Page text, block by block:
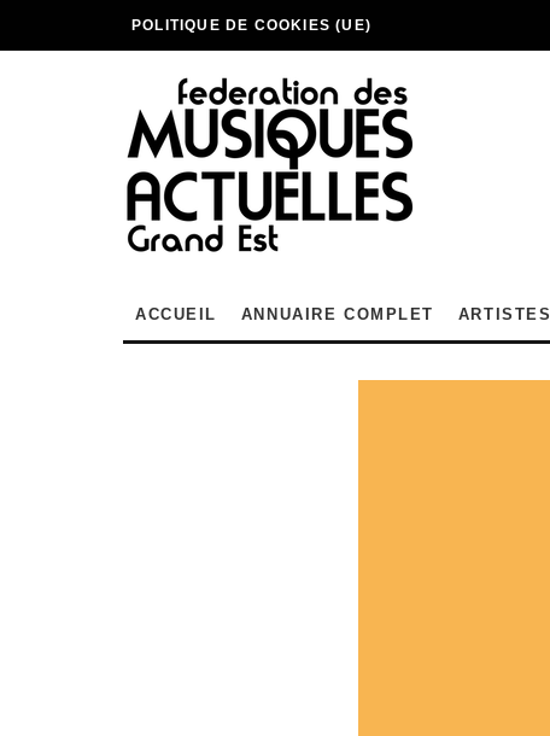
POLITIQUE DE COOKIES (UE)
ACCUEIL ANNUAIRE COMPLET ARTISTES